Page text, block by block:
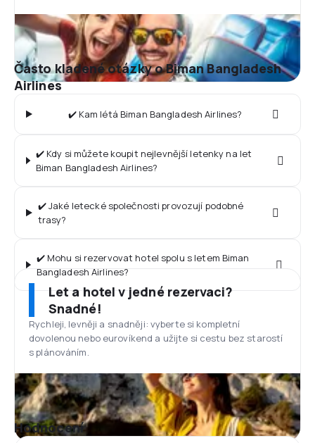
Často kladené otázky o Biman Bangladesh
Airlines
✔️ Kam létá Biman Bangladesh Airlines?
✔️ Kdy si můžete koupit nejlevnější letenky na let
Biman Bangladesh Airlines?
✔️ Jaké letecké společnosti provozují podobné
trasy?
✔️ Mohu si rezervovat hotel spolu s letem Biman
Bangladesh Airlines?
Let a hotel v jedné rezervaci?
Snadné!
Rychleji, levněji a snadněji: vyberte si kompletní
dovolenou nebo eurovíkend a užijte si cestu bez starostí
s plánováním.
Hodnocení